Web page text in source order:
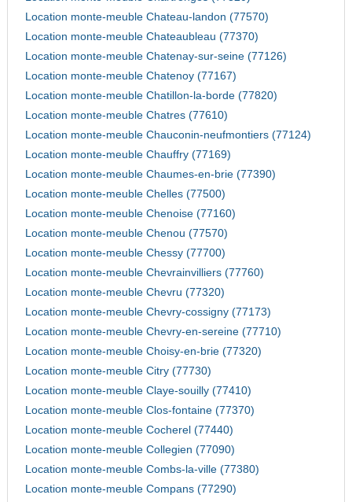
Location monte-meuble Chateau-landon (77570)
Location monte-meuble Chateaubleau (77370)
Location monte-meuble Chatenay-sur-seine (77126)
Location monte-meuble Chatenoy (77167)
Location monte-meuble Chatillon-la-borde (77820)
Location monte-meuble Chatres (77610)
Location monte-meuble Chauconin-neufmontiers (77124)
Location monte-meuble Chauffry (77169)
Location monte-meuble Chaumes-en-brie (77390)
Location monte-meuble Chelles (77500)
Location monte-meuble Chenoise (77160)
Location monte-meuble Chenou (77570)
Location monte-meuble Chessy (77700)
Location monte-meuble Chevrainvilliers (77760)
Location monte-meuble Chevru (77320)
Location monte-meuble Chevry-cossigny (77173)
Location monte-meuble Chevry-en-sereine (77710)
Location monte-meuble Choisy-en-brie (77320)
Location monte-meuble Citry (77730)
Location monte-meuble Claye-souilly (77410)
Location monte-meuble Clos-fontaine (77370)
Location monte-meuble Cocherel (77440)
Location monte-meuble Collegien (77090)
Location monte-meuble Combs-la-ville (77380)
Location monte-meuble Compans (77290)